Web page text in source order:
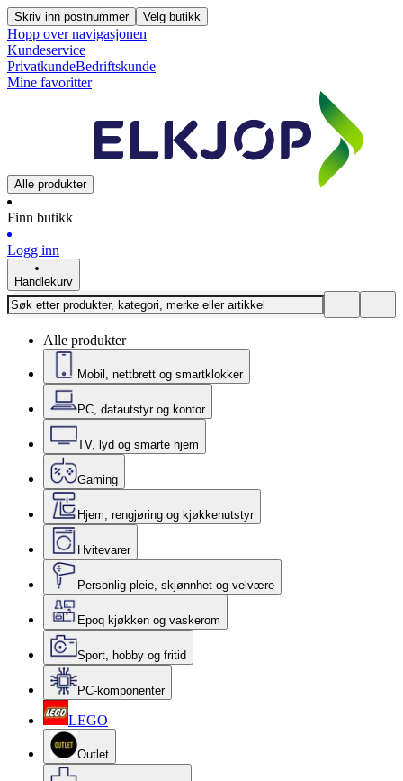
Skriv inn postnummer Velg butikk
Hopp over navigasjonen
Kundeservice
PrivatkundeBedriftskunde
Mine favoritter
Alle produkter
Finn butikk
Logg inn
Handlekurv
Alle produkter
Mobil, nettbrett og smartklokker
PC, datautstyr og kontor
TV, lyd og smarte hjem
Gaming
Hjem, rengjøring og kjøkkenutstyr
Hvitevarer
Personlig pleie, skjønnhet og velvære
Epoq kjøkken og vaskerom
Sport, hobby og fritid
PC-komponenter
LEGO
Outlet